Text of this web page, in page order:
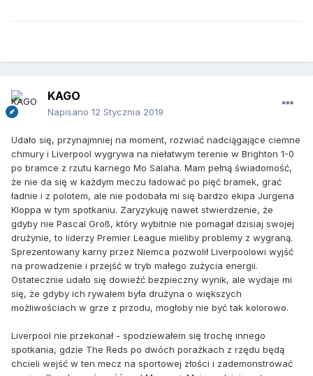
KAGO
Napisano 12 Stycznia 2019
Udało się, przynajmniej na moment, rozwiać nadciągające ciemne
chmury i Liverpool wygrywa na niełatwym terenie w Brighton 1-0
po bramce z rzutu karnego Mo Salaha. Mam pełną świadomość,
że nie da się w każdym meczu ładować po pięć bramek, grać
ładnie i z polotem, ale nie podobała mi się bardzo ekipa Jurgena
Kloppa w tym spotkaniu. Zaryzykuję nawet stwierdzenie, że
gdyby nie Pascal Groß, który wybitnie nie pomagał dzisiaj swojej
drużynie, to liderzy Premier League mieliby problemy z wygraną.
Sprezentowany karny przez Niemca pozwolił Liverpoolowi wyjść
na prowadzenie i przejść w tryb małego zużycia energii.
Ostatecznie udało się dowieźć bezpieczny wynik, ale wydaje mi
się, że gdyby ich rywalem była drużyna o większych
możliwościach w grze z przodu, mogłoby nie być tak kolorowo.
Liverpool nie przekonał - spodziewałem się trochę innego
spotkania, gdzie The Reds po dwóch porażkach z rzędu będą
chcieli wejść w ten mecz na sportowej złości i zademonstrować